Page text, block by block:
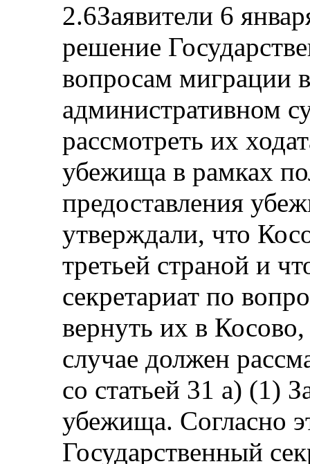
2.6Заявители 6
решение
вопросам миграции
административном
рассмотреть их
убежища в рамках
предоставления
утверждали, что
третьей страной и
секретариат по
вернуть их в
случае должен
со статьей 31 a) (1)
убежища. Согласно
Государственный